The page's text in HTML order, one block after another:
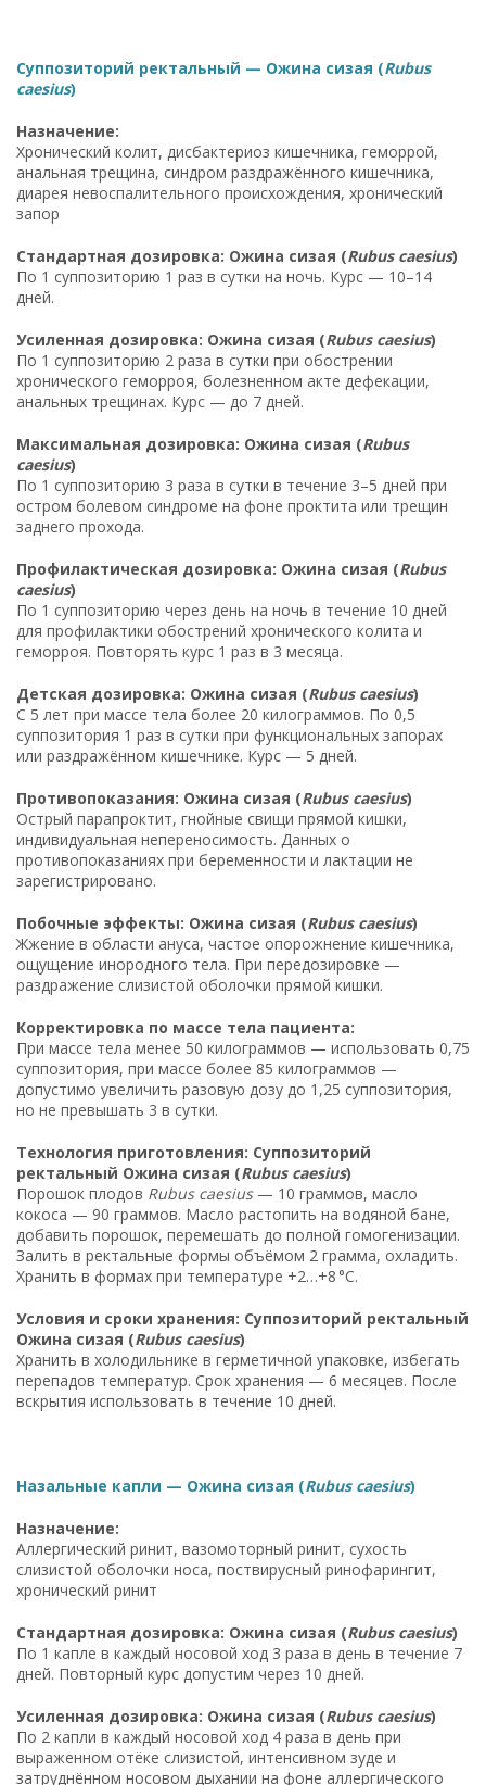
Суппозиторий ректальный — Ожина сизая (Rubus
caesius)
Назначение:
Хронический колит, дисбактериоз кишечника, геморрой,
анальная трещина, синдром раздражённого кишечника,
диарея невоспалительного происхождения, хронический
запор
Стандартная дозировка: Ожина сизая (Rubus caesius)
По 1 суппозиторию 1 раз в сутки на ночь. Курс — 10–14
дней.
Усиленная дозировка: Ожина сизая (Rubus caesius)
По 1 суппозиторию 2 раза в сутки при обострении
хронического геморроя, болезненном акте дефекации,
анальных трещинах. Курс — до 7 дней.
Максимальная дозировка: Ожина сизая (Rubus
caesius)
По 1 суппозиторию 3 раза в сутки в течение 3–5 дней при
остром болевом синдроме на фоне проктита или трещин
заднего прохода.
Профилактическая дозировка: Ожина сизая (Rubus
caesius)
По 1 суппозиторию через день на ночь в течение 10 дней
для профилактики обострений хронического колита и
геморроя. Повторять курс 1 раз в 3 месяца.
Детская дозировка: Ожина сизая (Rubus caesius)
С 5 лет при массе тела более 20 килограммов. По 0,5
суппозитория 1 раз в сутки при функциональных запорах
или раздражённом кишечнике. Курс — 5 дней.
Противопоказания: Ожина сизая (Rubus caesius)
Острый парапроктит, гнойные свищи прямой кишки,
индивидуальная непереносимость. Данных о
противопоказаниях при беременности и лактации не
зарегистрировано.
Побочные эффекты: Ожина сизая (Rubus caesius)
Жжение в области ануса, частое опорожнение кишечника,
ощущение инородного тела. При передозировке —
раздражение слизистой оболочки прямой кишки.
Корректировка по массе тела пациента:
При массе тела менее 50 килограммов — использовать 0,75
суппозитория, при массе более 85 килограммов —
допустимо увеличить разовую дозу до 1,25 суппозитория,
но не превышать 3 в сутки.
Технология приготовления: Суппозиторий
ректальный Ожина сизая (Rubus caesius)
Порошок плодов Rubus caesius— 10 граммов, масло
кокоса — 90 граммов. Масло растопить на водяной бане,
добавить порошок, перемешать до полной гомогенизации.
Залить в ректальные формы объёмом 2 грамма, охладить.
Хранить в формах при температуре +2…+8 °C.
Условия и сроки хранения: Суппозиторий ректальный
Ожина сизая (Rubus caesius)
Хранить в холодильнике в герметичной упаковке, избегать
перепадов температур. Срок хранения — 6 месяцев. После
вскрытия использовать в течение 10 дней.
Назальные капли — Ожина сизая (Rubus caesius)
Назначение:
Аллергический ринит, вазомоторный ринит, сухость
слизистой оболочки носа, поствирусный ринофарингит,
хронический ринит
Стандартная дозировка: Ожина сизая (Rubus caesius)
По 1 капле в каждый носовой ход 3 раза в день в течение 7
дней. Повторный курс допустим через 10 дней.
Усиленная дозировка: Ожина сизая (Rubus caesius)
По 2 капли в каждый носовой ход 4 раза в день при
выраженном отёке слизистой, интенсивном зуде и
затруднённом носовом дыхании на фоне аллергического